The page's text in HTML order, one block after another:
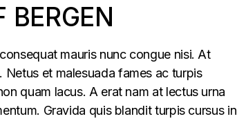
BERGEN
mauris nunc congue nisi. At
Netus et malesuada fames ac turpis
quam lacus. A erat nam at lectus urna
Gravida quis blandit turpis cursus in